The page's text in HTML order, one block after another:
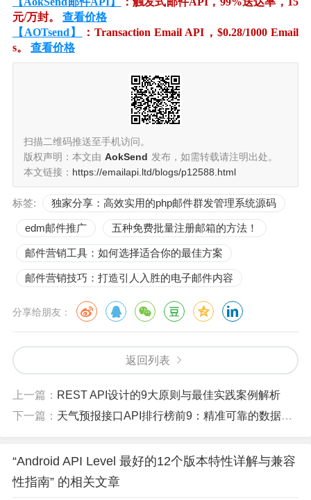
元/万封。 查看价格
【AOTsend】
：Transaction Email API，$0.28/1000 Email
s。 查看价格
扫描二维码推送至手机访问。
版权声明：本文由 AokSend 发布，如需转载请注明出处。
本文链接： https://emailapi.ltd/blogs/p12588.html
标签: 独家分享：高效实用的php邮件群发管理系统源码
edm邮件推广 五种免费批量注册邮箱的方法！
邮件营销工具：如何选择适合你的最佳方案
邮件营销技巧：打造引人入胜的电子邮件内容
分享给朋友：
返回列表
上一篇： REST API设计的9大原则与最佳实践案例解析
下一篇： 天气预报接口API排行榜前9：精准可靠的数据源推荐
“Android API Level 最好的12个版本特性详解与兼容
性指南” 的相关文章